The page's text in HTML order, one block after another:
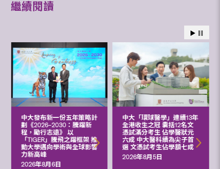
繼續閱讀
中大發布新一份五年策略計
劃《2026‒2030：騰躍新
程，勵行志遠》 以
「TIGER」騰飛之躍框架 推
動大學邁向學術與全球影響
力新高峰
2026年8月6日
中大「環球醫學」連續13年
全港收生之冠 囊括12名文
憑試滿分考生 佔學醫狀元
六成 中大醫科續為尖子首
選 文憑試考生佔學額七成
2026年8月5日